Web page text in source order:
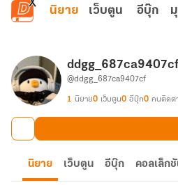
ข้ามไปยังเนื้อหาหลัก
นิยาย เว็บตูน อีบุ๊ก
ddgg_687ca9407cf
@ddgg_687ca9407cf
1 นิยาย0 เว็บตูน0 อีบุ๊ก0 คนติดต
นิยาย เว็บตูน อีบุ๊ก คอลเล็ก